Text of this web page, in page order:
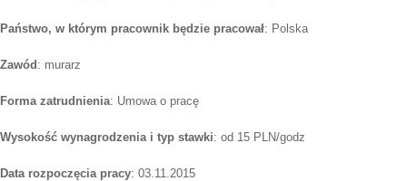
Państwo, w którym pracownik będzie pracował: Polska
Zawód: murarz
Forma zatrudnienia: Umowa o pracę
Wysokość wynagrodzenia i typ stawki: od 15 PLN/godz
Data rozpoczęcia pracy: 03.11.2015